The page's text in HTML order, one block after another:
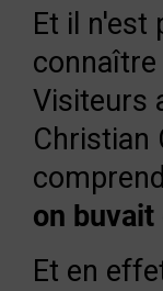
Et il n'est
Visiteurs
Christian
on
Et en